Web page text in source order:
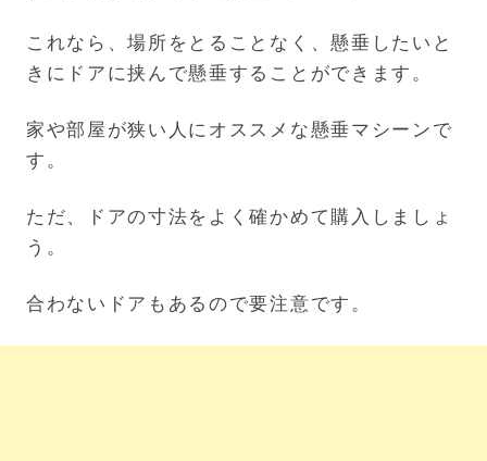
これなら、場所をとることなく、懸垂したいと
きにドアに挟んで懸垂することができます。
家や部屋が狭い人にオススメな懸垂マシーンで
す。
ただ、ドアの寸法をよく確かめて購入しましょ
う。
合わないドアもあるので要注意です。